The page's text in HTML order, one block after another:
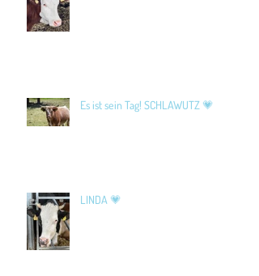
Es ist sein Tag! SCHLAWUTZ 💗
LINDA 💗